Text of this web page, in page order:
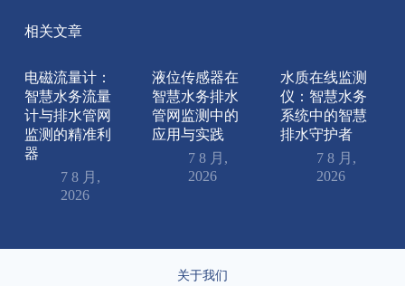
相关文章
电磁流量计：
智慧水务流量
计与排水管网
监测的精准利
器
7 8 月,
2026
液位传感器在
智慧水务排水
管网监测中的
应用与实践
7 8 月,
2026
水质在线监测
仪：智慧水务
系统中的智慧
排水守护者
7 8 月,
2026
关于我们